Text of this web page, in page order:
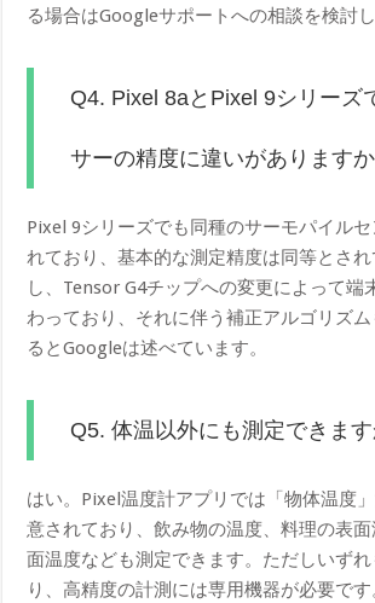
る場合はGoogleサポートへの相談を検討し
Q4. Pixel 8aとPixel 9シリーズ
サーの精度に違いがありますか
Pixel 9シリーズでも同種のサーモパイル
れており、基本的な測定精度は同等とさ
し、Tensor G4チップへの変更によって端
わっており、それに伴う補正アルゴリズ
るとGoogleは述べています。
Q5. 体温以外にも測定できます
はい。Pixel温度計アプリでは「物体温度
意されており、飲み物の温度、料理の表
面温度なども測定できます。ただしいず
り、高精度の計測には専用機器が必要です